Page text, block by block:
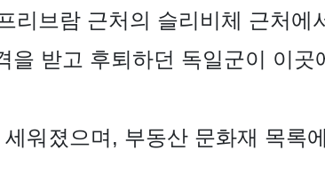
리브람 근처의 슬리비체 근처에
받고 후퇴하던 독일군이 이곳
워졌으며, 부동산 문화재 목록에